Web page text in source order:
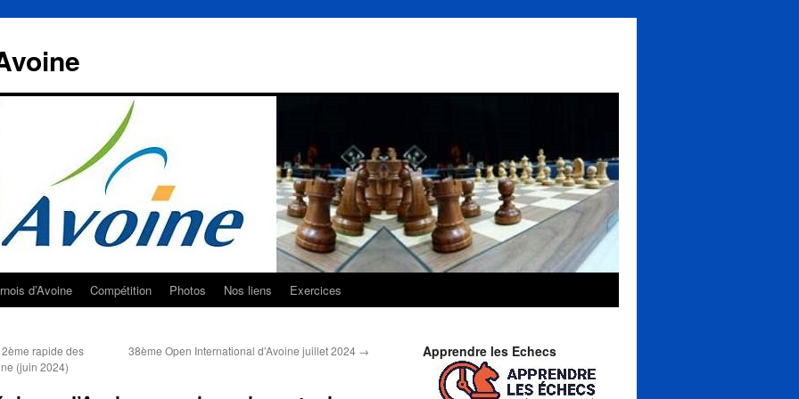
d’Avoine Compétition Photos Nos liens Exercices
rapide des
(juin 2024)
38ème Open International d’Avoine juillet 2024 → Apprendre les Echecs